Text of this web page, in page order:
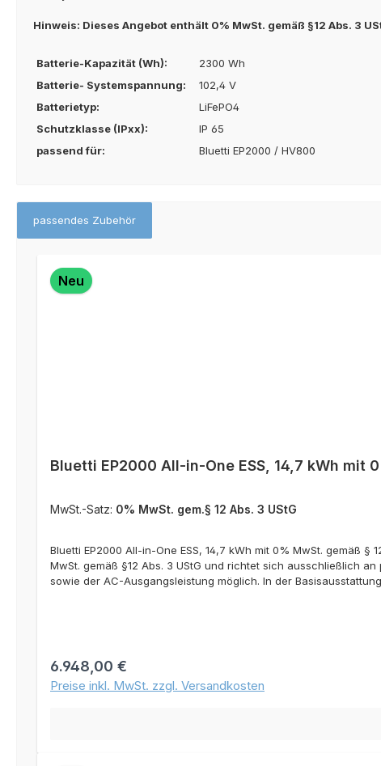
Hinweis: Dieses Angebot enthält 0% MwSt. gemäß §12 Abs. 3
Batterie-Kapazität (Wh):
2300 Wh
Batterie- Systemspannung:
102,4 V
Batterietyp:
LiFePO4
Schutzklasse (IPxx):
IP 65
passend für:
Bluetti EP2000 / HV800
passendes Zubehör
Neu
Bluetti EP2000 All-in-One ESS, 14,7 kWh mit
MwSt.-Satz: 0% MwSt. gem.§ 12 Abs. 3 UStG
Bluetti EP2000 All-in-One ESS, 14,7 kWh mit 0% MwSt. gemäß
MwSt. gemäß §12 Abs. 3 UStG und richtet sich ausschließlich
sowie der AC-Ausgangsleistung möglich. In der
Regulärer Preis:
6.948,00 €
Preise inkl. MwSt. zzgl. Versandkosten